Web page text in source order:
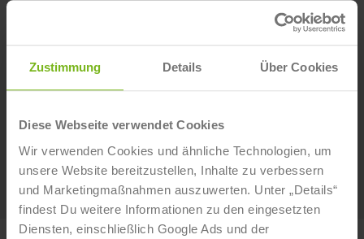
Zustimmung Details Über Cookies
Diese Webseite verwendet Cookies
Wir verwenden Cookies und ähnliche Technologien, um
unsere Website bereitzustellen, Inhalte zu verbessern
und Marketingmaßnahmen auszuwerten. Unter „Details“
findest Du weitere Informationen zu den eingesetzten
Diensten, einschließlich Google Ads und der
Wir leben in einer Zeit, in der Stress zu unserem Leben
gehört wie der Kaffee an einem Montagmorgen. Ob
es Termindruck ist, die Doppelbelastung durch
Familie und Beruf oder die ständige Erreichbarkeit
über das Handy, wir sind permanent von
Weiterlesen